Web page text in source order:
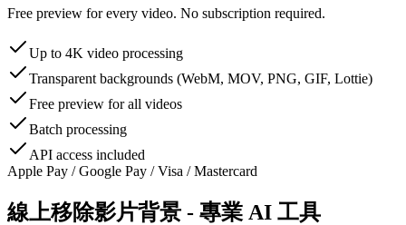
Free preview for every video. No subscription required.
Up to 4K video processing
Transparent backgrounds (WebM, MOV, PNG, GIF, Lottie)
Free preview for all videos
Batch processing
API access included
Apple Pay / Google Pay / Visa / Mastercard
線上移除影片背景 - 專業 AI 工具